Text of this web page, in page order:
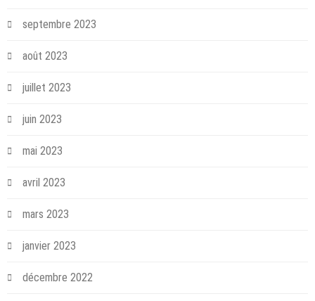
septembre 2023
août 2023
juillet 2023
juin 2023
mai 2023
avril 2023
mars 2023
janvier 2023
décembre 2022